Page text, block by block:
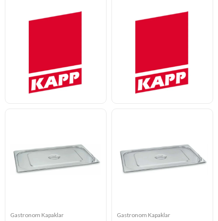
Gastronom Kapaklar Gastronom Kapaklar